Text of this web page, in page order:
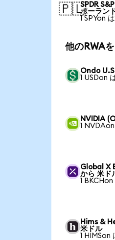
🇵🇱SPDR
ポーラン
1 SPYon
他のRWA
Ondo
1 USDon
NVIDIA
1
Global X
から 米ド
1
Hims &
米ドル
1 HIMSon